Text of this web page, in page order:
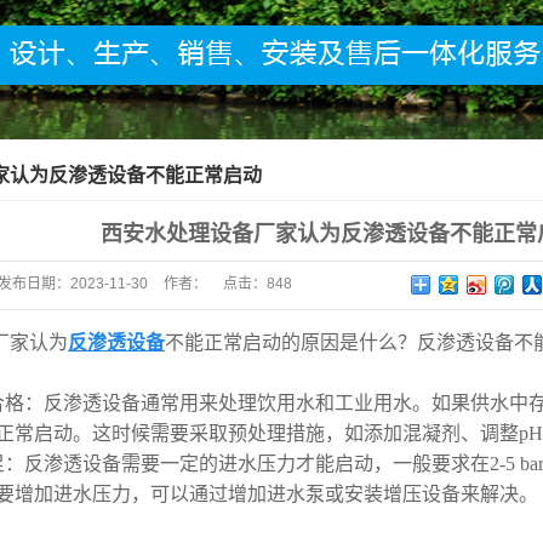
认为反渗透设备不能正常启动
西安水处理设备厂家认为反渗透设备不能正
布日期： 2023-11-30 作者： 点击： 848
家认为反渗透设备不能正常启动的原因是什么？反渗透设备
：反渗透设备通常用来处理饮用水和工业用水。如果供水中
常启动。这时候需要采取预处理措施，如添加混凝剂、调整
反渗透设备需要一定的进水压力才能启动，一般要求在2-5
增加进水压力，可以通过增加进水泵或安装增压设备来解决。